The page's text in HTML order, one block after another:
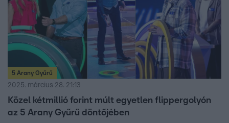
5 Arany Gyűrű
2025. március 28. 21:13
Közel kétmillió forint múlt egyetlen flippergolyón
az 5 Arany Gyűrű döntőjében